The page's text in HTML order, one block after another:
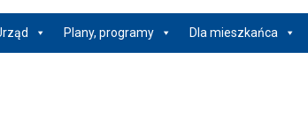
Plany, programy Dla mieszkańca